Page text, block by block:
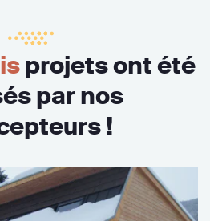
projets ont été
par nos
!